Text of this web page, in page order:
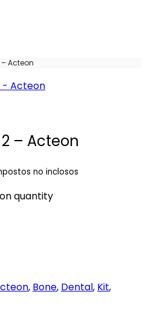
– Acteon
– Acteon
no inclosos
quantity
, Bone, Dental, Kit,